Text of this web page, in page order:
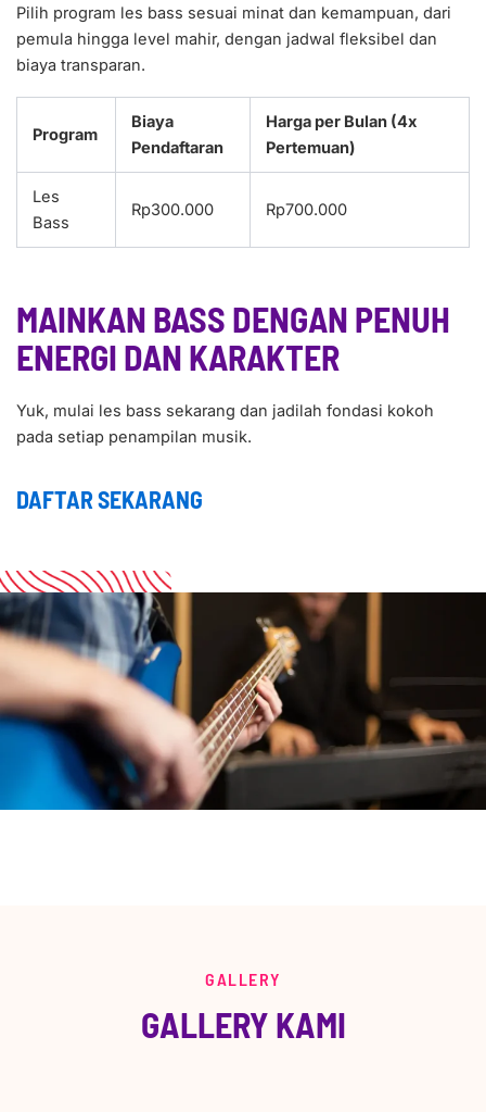
Pilih program les bass sesuai minat dan kemampuan, dari
pemula hingga level mahir, dengan jadwal fleksibel dan
biaya transparan.
Program
Biaya
Pendaftaran
Harga per Bulan (4x
Pertemuan)
Les
Bass
Rp300.000 Rp700.000
MAINKAN BASS DENGAN PENUH
ENERGI DAN KARAKTER
Yuk, mulai les bass sekarang dan jadilah fondasi kokoh
pada setiap penampilan musik.
DAFTAR SEKARANG
GALLERY
GALLERY KAMI